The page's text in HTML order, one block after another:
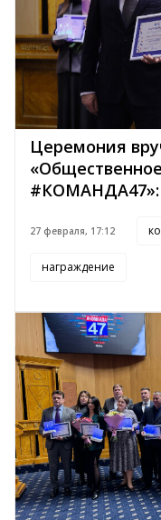
Церемония
#КОМАНДА47»:
27 февраля, 17:12
награждение